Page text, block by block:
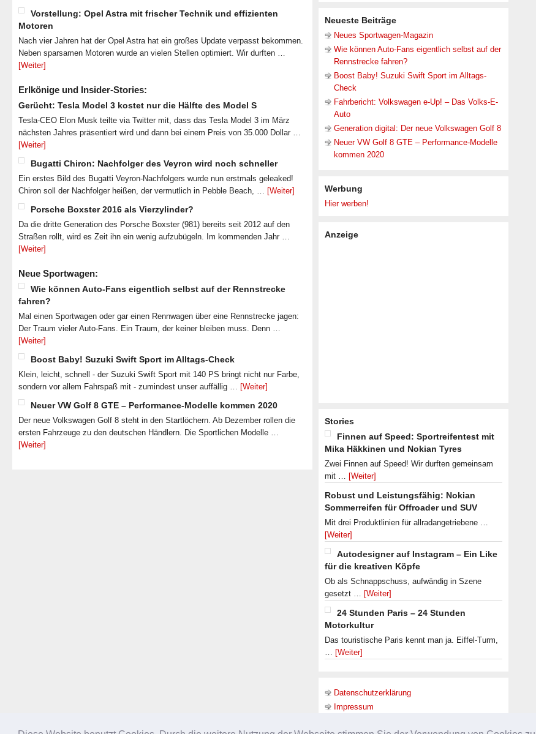
Vorstellung: Opel Astra mit frischer Technik und effizienten
Motoren
Nach vier Jahren hat der Opel Astra hat ein großes Update verpasst bekommen.
Neben sparsamen Motoren wurde an vielen Stellen optimiert. Wir durften …
[Weiter]
Erlkönige und Insider-Stories:
Gerücht: Tesla Model 3 kostet nur die Hälfte des Model S
Tesla-CEO Elon Musk teilte via Twitter mit, dass das Tesla Model 3 im März
nächsten Jahres präsentiert wird und dann bei einem Preis von 35.000 Dollar …
[Weiter]
Bugatti Chiron: Nachfolger des Veyron wird noch schneller
Ein erstes Bild des Bugatti Veyron-Nachfolgers wurde nun erstmals geleaked!
Chiron soll der Nachfolger heißen, der vermutlich in Pebble Beach, … [Weiter]
Porsche Boxster 2016 als Vierzylinder?
Da die dritte Generation des Porsche Boxster (981) bereits seit 2012 auf den
Straßen rollt, wird es Zeit ihn ein wenig aufzubügeln. Im kommenden Jahr …
[Weiter]
Neue Sportwagen:
Wie können Auto-Fans eigentlich selbst auf der Rennstrecke
fahren?
Mal einen Sportwagen oder gar einen Rennwagen über eine Rennstrecke jagen:
Der Traum vieler Auto-Fans. Ein Traum, der keiner bleiben muss. Denn …
[Weiter]
Boost Baby! Suzuki Swift Sport im Alltags-Check
Klein, leicht, schnell - der Suzuki Swift Sport mit 140 PS bringt nicht nur Farbe,
sondern vor allem Fahrspaß mit - zumindest unser auffällig … [Weiter]
Neuer VW Golf 8 GTE – Performance-Modelle kommen 2020
Der neue Volkswagen Golf 8 steht in den Startlöchern. Ab Dezember rollen die
ersten Fahrzeuge zu den deutschen Händlern. Die Sportlichen Modelle …
[Weiter]
Neueste Beiträge
Neues Sportwagen-Magazin
Wie können Auto-Fans eigentlich selbst auf der
Rennstrecke fahren?
Boost Baby! Suzuki Swift Sport im Alltags-
Check
Fahrbericht: Volkswagen e-Up! – Das Volks-E-
Auto
Generation digital: Der neue Volkswagen Golf 8
Neuer VW Golf 8 GTE – Performance-Modelle
kommen 2020
Werbung
Hier werben!
Anzeige
Stories
Finnen auf Speed: Sportreifentest mit
Mika Häkkinen und Nokian Tyres
Zwei Finnen auf Speed! Wir durften gemeinsam
mit … [Weiter]
Robust und Leistungsfähig: Nokian
Sommerreifen für Offroader und SUV
Mit drei Produktlinien für allradangetriebene …
[Weiter]
Autodesigner auf Instagram – Ein Like
für die kreativen Köpfe
Ob als Schnappschuss, aufwändig in Szene
gesetzt … [Weiter]
24 Stunden Paris – 24 Stunden
Motorkultur
Das touristische Paris kennt man ja. Eiffel-Turm,
… [Weiter]
Datenschutzerklärung
Impressum